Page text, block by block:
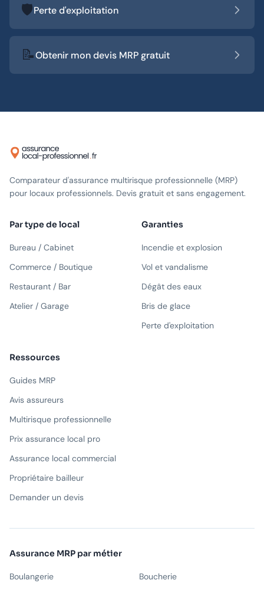
🛡️Perte d'exploitation
📝Obtenir mon devis MRP gratuit
Comparateur d'assurance multirisque professionnelle (MRP)
pour locaux professionnels. Devis gratuit et sans engagement.
Par type de local
Bureau / Cabinet
Commerce / Boutique
Restaurant / Bar
Atelier / Garage
Garanties
Incendie et explosion
Vol et vandalisme
Dégât des eaux
Bris de glace
Perte d'exploitation
Ressources
Guides MRP
Avis assureurs
Multirisque professionnelle
Prix assurance local pro
Assurance local commercial
Propriétaire bailleur
Demander un devis
Assurance MRP par métier
Boulangerie
Boucherie